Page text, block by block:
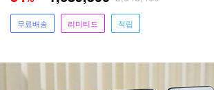
무료배송 리미티드 적립